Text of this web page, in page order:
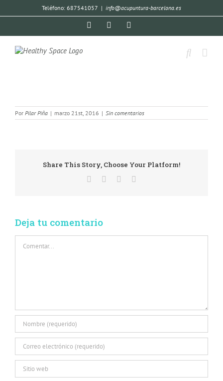
Teléfono: 687541057 | info@acupuntura-barcelona.es
Por Pilar Piña | marzo 21st, 2016 | Sin comentarios
Share This Story, Choose Your Platform!
Deja tu comentario